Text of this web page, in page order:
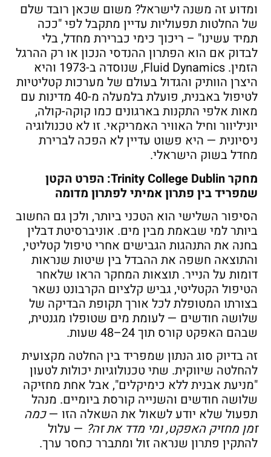
ומדוע זה משנה לישראל? משום שכאן רובד שלם
של החלטות תפעוליות עדיין מתקבל לפי "ככה
תמיד עשינו" – ריכוך כימי כברירת מחדל, בלי
לבדוק אם הוא הפתרון ההנדסי הנכון או רק ההרגל
הזמין. Fluid Dynamics, שנוסדה ב-1973 והיא
היצרן הוותיק והגדול בעולם של מערכות קטליטיות
לטיפול באבנית, פועלת בלמעלה מ-40 מדינות עם
מאות אלפי התקנות בארגונים כמו קוקה-קולה,
יוניליוור וחיל האוויר האמריקאי. זו לא טכנולוגיה
ניסיונית — היא פשוט עדיין לא הפכה לברירת
מחדל בשוק הישראלי.
מחקרTrinity College Dublin:
הפרט הקטן
שמפריד בין פתרון אמיתי לפתרון מדומה
הסיפור השלישי הוא הטכני ביותר, ולכן גם החשוב
ביותר למי שבאמת מבין מים. אוניברסיטת דבלין
בחנה את התנהגות הגבישים אחרי טיפול קטליטי,
והתוצאה חשפה את ההבדל בין שיטות שנראות
דומות על הנייר. תוצאות המחקר הראו שלאחר
הטיפול הקטליטי, גביש קלציום הקרבונט נשאר
בצורתו המטופלת לכל אורך תקופת הבדיקה של
שלושה חודשים — לעומת מים שטופלו מגנטית,
שבהם האפקט קורס תוך 24–48 שעות.
זה בדיוק סוג הנתון שמפריד בין החלטה מקצועית
להחלטה שיווקית. שתי טכנולוגיות יכולות לטעון
"מניעת אבנית ללא כימיקלים", אבל אחת מחזיקה
שלושה חודשים והשנייה קורסת ביומיים. מנהל
תפעול שלא יודע לשאול את השאלה הזו —כמה
זמן מחזיק האפקט, ומי מדד את זה? — עלול
להתקין פתרון שנראה זול ומתברר כחסר ערך.